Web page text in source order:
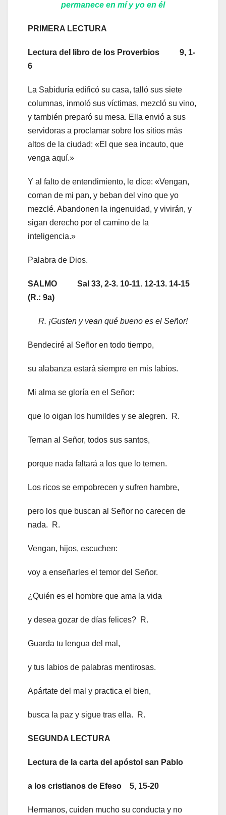
permanece en mí y yo en él
PRIMERA LECTURA
Lectura del libro de los Proverbios 9, 1-
6
La Sabiduría edificó su casa, talló sus siete
columnas, inmoló sus víctimas, mezcló su vino,
y también preparó su mesa. Ella envió a sus
servidoras a proclamar sobre los sitios más
altos de la ciudad: «El que sea incauto, que
venga aquí.»
Y al falto de entendimiento, le dice: «Vengan,
coman de mi pan, y beban del vino que yo
mezclé. Abandonen la ingenuidad, y vivirán, y
sigan derecho por el camino de la
inteligencia.»
Palabra de Dios.
SALMO
Sal 33, 2-3. 10-11. 12-13. 14-15
(R.: 9a)
R. ¡Gusten y vean qué bueno es el Señor!
Bendeciré al Señor en todo tiempo,
su alabanza estará siempre en mis labios.
Mi alma se gloría en el Señor:
que lo oigan los humildes y se alegren. R.
Teman al Señor, todos sus santos,
porque nada faltará a los que lo temen.
Los ricos se empobrecen y sufren hambre,
pero los que buscan al Señor no carecen de
nada. R.
Vengan, hijos, escuchen:
voy a enseñarles el temor del Señor.
¿Quién es el hombre que ama la vida
y desea gozar de días felices? R.
Guarda tu lengua del mal,
y tus labios de palabras mentirosas.
Apártate del mal y practica el bien,
busca la paz y sigue tras ella. R.
SEGUNDA LECTURA
Lectura de la carta del apóstol san Pablo
a los cristianos de Efeso 5, 15-20
Hermanos, cuiden mucho su conducta y no